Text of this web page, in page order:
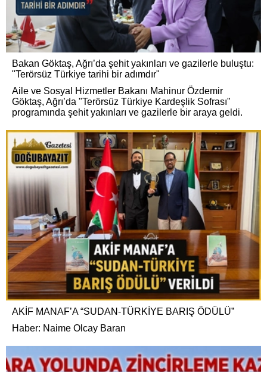
Bakan Göktaş, Ağrı’da şehit yakınları ve gazilerle buluştu:
"Terörsüz Türkiye tarihi bir adımdır"
Aile ve Sosyal Hizmetler Bakanı Mahinur Özdemir
Göktaş, Ağrı’da "Terörsüz Türkiye Kardeşlik Sofrası"
programında şehit yakınları ve gazilerle bir araya geldi.
AKİF MANAF’A “SUDAN-TÜRKİYE BARIŞ ÖDÜLÜ”
Haber: Naime Olcay Baran